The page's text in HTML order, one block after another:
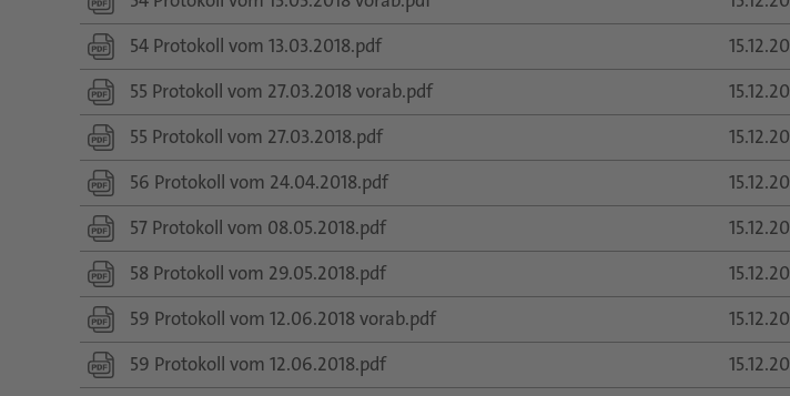
54 Protokoll vom 13.03.2018.pdf
15.12.20
55 Protokoll vom 27.03.2018 vorab.pdf
15.12.20
55 Protokoll vom 27.03.2018.pdf
15.12.20
56 Protokoll vom 24.04.2018.pdf
15.12.20
57 Protokoll vom 08.05.2018.pdf
15.12.20
58 Protokoll vom 29.05.2018.pdf
15.12.20
59 Protokoll vom 12.06.2018 vorab.pdf
15.12.20
59 Protokoll vom 12.06.2018.pdf
15.12.20